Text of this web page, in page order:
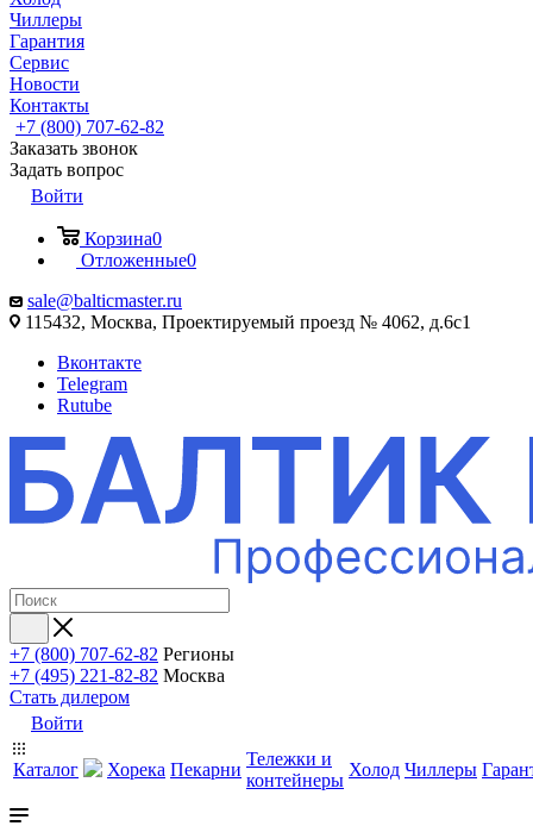
Чиллеры
Гарантия
Сервис
Новости
Контакты
+7 (800) 707-62-82
Заказать звонок
Задать вопрос
Войти
Корзина0
Отложенные0
sale@balticmaster.ru
115432, Москва, Проектируемый проезд № 4062, д.6с1
Вконтакте
Telegram
Rutube
+7 (800) 707-62-82 Регионы
+7 (495) 221-82-82 Москва
Стать дилером
Войти
Каталог Хорека Пекарни
Тележки и
контейнеры
Холод Чиллеры